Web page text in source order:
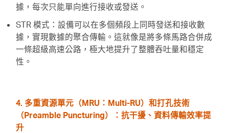
據，每次只能單向進行接收或發送。
STR 模式：設備可以在多個頻段上同時發送和接收數
據，實現數據的聚合傳輸。這就像是將多條馬路合併成
一條超級高速公路，極大地提升了整體吞吐量和穩定
性。
4. 多重資源單元（MRU：Multi-RU）和打孔技術
（Preamble Puncturing）：抗干擾、資料傳輸效率提
升